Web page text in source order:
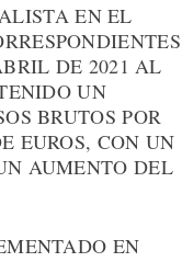
EN EL
DE 2021 AL
UN
BRUTOS POR
EUROS, CON UN
AUMENTO DEL
EN